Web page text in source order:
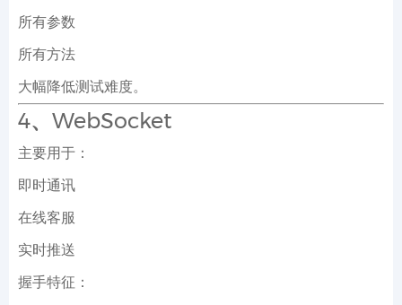
所有参数
所有方法
大幅降低测试难度。
4、WebSocket
主要用于：
即时通讯
在线客服
实时推送
握手特征：